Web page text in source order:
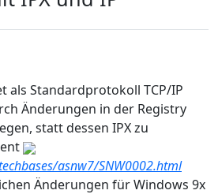
als Standardprotokoll TCP/IP
Änderungen in der Registry
statt dessen IPX zu
asnw7/SNW0002.html
Änderungen für Windows 9x